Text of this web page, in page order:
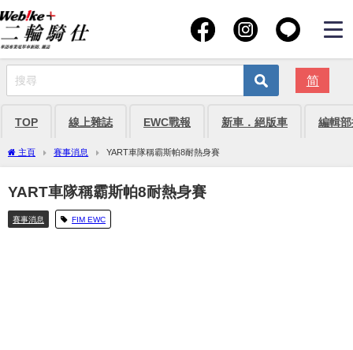
简
TOP 線上雜誌 EWC戰報 新車．絕版車 編輯
主頁 賽事消息 YART車隊稱霸斯帕8耐熱身賽
YART車隊稱霸斯帕8耐熱身賽
賽事消息 FIM EWC